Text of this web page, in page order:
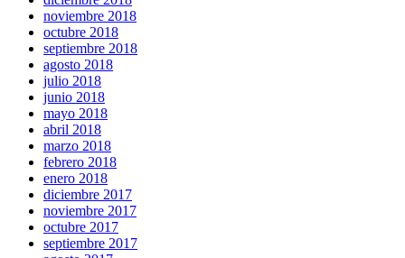
noviembre 2018
octubre 2018
septiembre 2018
agosto 2018
julio 2018
junio 2018
mayo 2018
abril 2018
marzo 2018
febrero 2018
enero 2018
diciembre 2017
noviembre 2017
octubre 2017
septiembre 2017